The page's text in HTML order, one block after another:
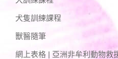
犬隻訓練課程
獸醫隨筆
網上表格 | 亞洲非牟利動物救